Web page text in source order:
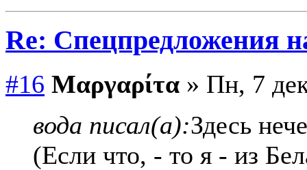
Re: Спецпредложения
#16 Μαργαρίτα » Пн, 7
вода писал(а):Здесь
(Если что, - то я - из